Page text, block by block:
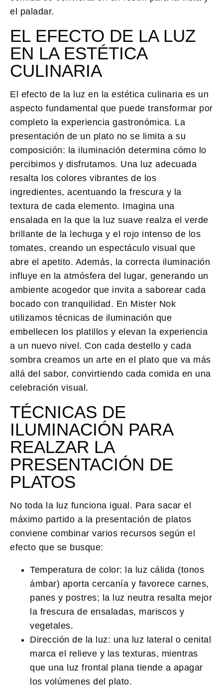
el paladar.
EL EFECTO DE LA LUZ
EN LA ESTÉTICA
CULINARIA
El efecto de la luz en la estética culinaria es un
aspecto fundamental que puede transformar por
completo la experiencia gastronómica. La
presentación de un plato no se limita a su
composición: la iluminación determina cómo lo
percibimos y disfrutamos. Una luz adecuada
resalta los colores vibrantes de los
ingredientes, acentuando la frescura y la
textura de cada elemento. Imagina una
ensalada en la que la luz suave realza el verde
brillante de la lechuga y el rojo intenso de los
tomates, creando un espectáculo visual que
abre el apetito. Además, la correcta iluminación
influye en la atmósfera del lugar, generando un
ambiente acogedor que invita a saborear cada
bocado con tranquilidad. En Mister Nok
utilizamos técnicas de iluminación que
embellecen los platillos y elevan la experiencia
a un nuevo nivel. Con cada destello y cada
sombra creamos un arte en el plato que va más
allá del sabor, convirtiendo cada comida en una
celebración visual.
TÉCNICAS DE
ILUMINACIÓN PARA
REALZAR LA
PRESENTACIÓN DE
PLATOS
No toda la luz funciona igual. Para sacar el
máximo partido a la presentación de platos
conviene combinar varios recursos según el
efecto que se busque:
Temperatura de color: la luz cálida (tonos
ámbar) aporta cercanía y favorece carnes,
panes y postres; la luz neutra resalta mejor
la frescura de ensaladas, mariscos y
vegetales.
Dirección de la luz: una luz lateral o cenital
marca el relieve y las texturas, mientras
que una luz frontal plana tiende a apagar
los volúmenes del plato.